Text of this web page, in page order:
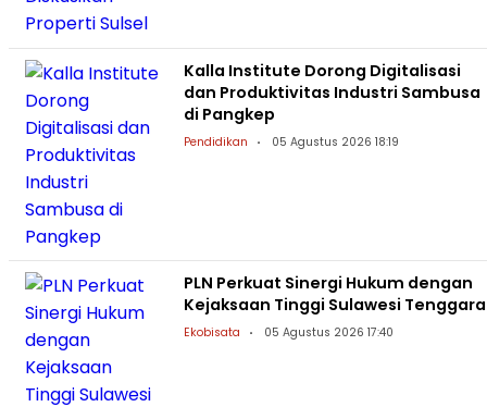
Kalla Institute Dorong Digitalisasi
dan Produktivitas Industri Sambusa
di Pangkep
Pendidikan 05 Agustus 2026 18:19
PLN Perkuat Sinergi Hukum dengan
Kejaksaan Tinggi Sulawesi Tenggara
Ekobisata 05 Agustus 2026 17:40